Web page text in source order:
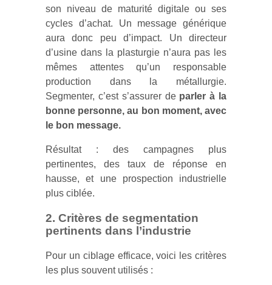
son niveau de maturité digitale ou ses
cycles d’achat. Un message générique
aura donc peu d’impact. Un directeur
d’usine dans la plasturgie n’aura pas les
mêmes attentes qu’un responsable
production dans la métallurgie.
Segmenter, c’est s’assurer de parler à la
bonne personne, au bon moment, avec
le bon message.
Résultat : des campagnes plus
pertinentes, des taux de réponse en
hausse, et une prospection industrielle
plus ciblée.
2. Critères de segmentation
pertinents dans l’industrie
Pour un ciblage efficace, voici les critères
les plus souvent utilisés :